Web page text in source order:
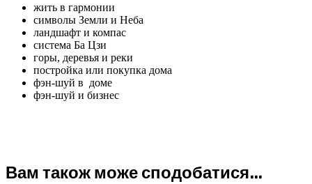
жить в гармонии
символы Земли и Неба
ландшафт и компас
система Ба Цзи
горы, деревья и реки
постройка или покупка дома
фэн-шуй в доме
фэн-шуй и бизнес
Вам також може сподобатися…